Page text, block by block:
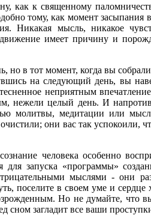
как к священному
тому, как момент засыпания
Никакая мысль, никакое
имеет причину и
в тот момент, когда вы
на следующий день, вы
неприятным
нежели целый день. И
молитвы, медитации или
они вас так успокоили,
человека особенно
для запуска «программы»
мыслями - они
поселите в своем уме и
Но не думайте, что
сном загладит все ваши